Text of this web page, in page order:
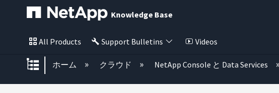
Knowledge Base
All Products Support Bulletins Videos
グローバル階層を展開/折りたたむ
ホーム クラウド NetApp Console と Data Services